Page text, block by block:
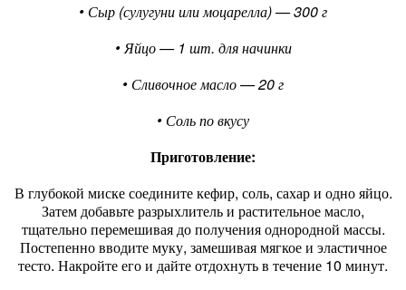
• Сыр (сулугуни или моцарелла) — 300 г
• Яйцо — 1 шт. для начинки
• Сливочное масло — 20 г
• Соль по вкусу
Приготовление:
В глубокой миске соедините кефир, соль, сахар и одно яйцо.
Затем добавьте разрыхлитель и растительное масло,
тщательно перемешивая до получения однородной массы.
Постепенно вводите муку, замешивая мягкое и эластичное
тесто. Накройте его и дайте отдохнуть в течение 10 минут.